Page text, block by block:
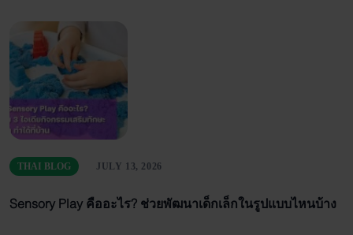
THAI BLOG JULY 13, 2026
Sensory Play คืออะไร? ช่วยพัฒนาเด็กเล็กในรูปแบบไหนบ้าง